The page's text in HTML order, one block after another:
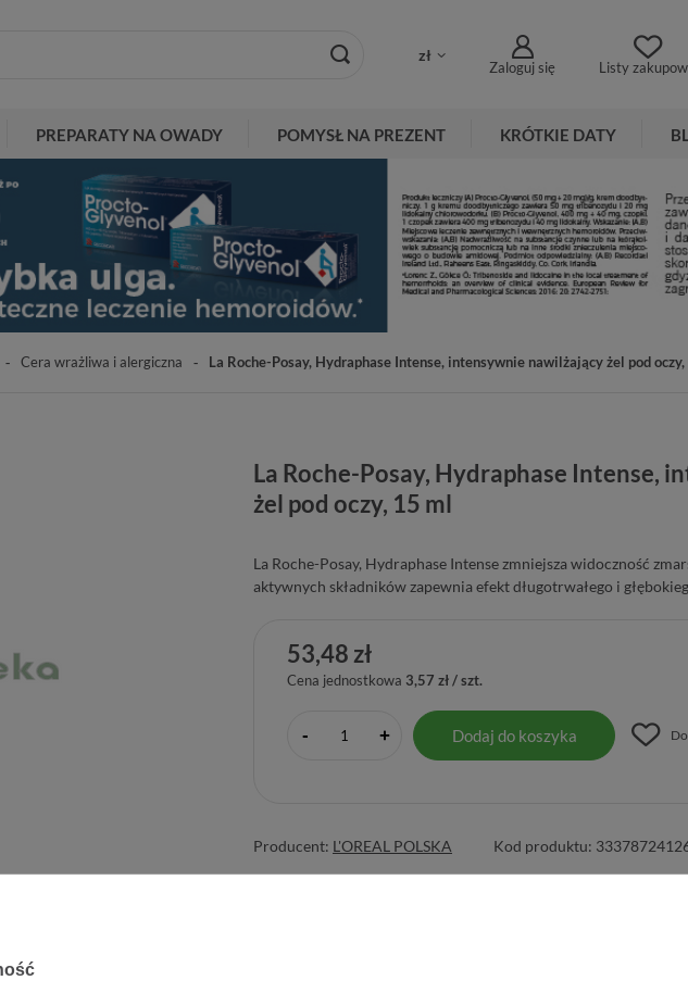
zł
Zaloguj się Listy
PREPARATY NA OWADY POMYSŁ NA PREZENT KRÓTKIE DATY
Cera wrażliwa i alergiczna La Roche-Posay, Hydraphase Intense, intensywnie nawilżający żel pod
La Roche-Posay, Hydraphase Intense,
żel pod oczy, 15 ml
La Roche-Posay, Hydraphase Intense zmniejsza widoczność
aktywnych składników zapewnia efekt długotrwałego i
53,48 zł
Cena jednostkowa 3,57 zł / szt.
- + Dodaj do koszyka
Producent: L'OREAL POLSKA Kod produktu: